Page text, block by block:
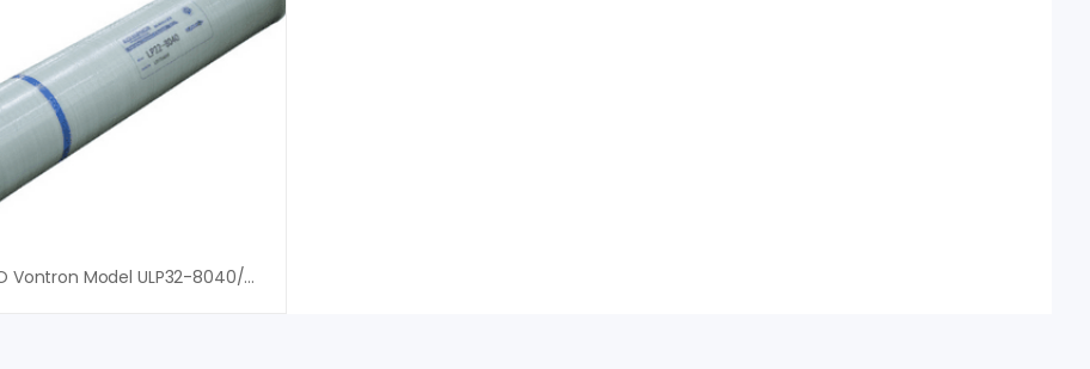
Màng RO Vontron Model ULP32-8040/31 – An Vi Group